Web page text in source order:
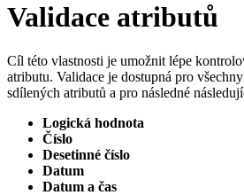
Validace atributů
Cíl této vlastnosti je umožnit lépe
atributu. Validace je dostupná pro
sdílených atributů a pro následné
Logická hodnota
Číslo
Desetinné číslo
Datum
Datum a čas